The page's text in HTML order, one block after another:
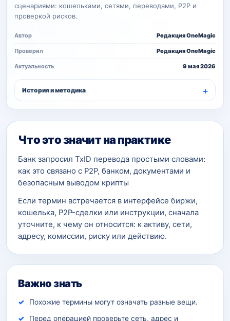
сценариями: кошельками, сетями, переводами, P2P и
проверкой рисков.
Автор Редакция OneMagic
Проверил Редакция OneMagic
Актуальность 9 мая 2026
История и методика
Что это значит на практике
Банк запросил TxID перевода простыми словами:
как это связано с P2P, банком, документами и
безопасным выводом крипты
Если термин встречается в интерфейсе биржи,
кошелька, P2P-сделки или инструкции, сначала
уточните, к чему он относится: к активу, сети,
адресу, комиссии, риску или действию.
Важно знать
Похожие термины могут означать разные вещи.
Перед операцией проверьте сеть, адрес и